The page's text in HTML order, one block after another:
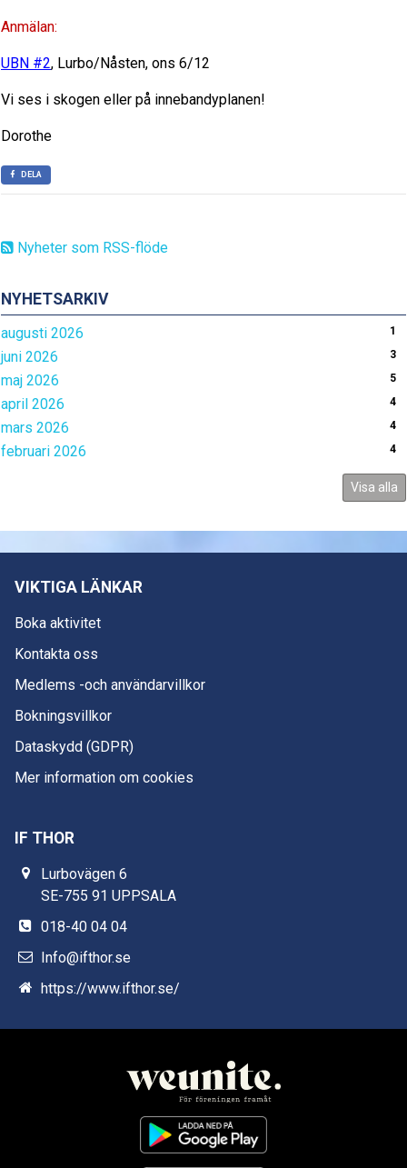
Nyheter som RSS-flöde
NYHETSARKIV
augusti 2026 1
juni 2026 3
maj 2026 5
april 2026 4
mars 2026 4
februari 2026 4
Visa alla
Anmälan:
UBN #2, Lurbo/Nåsten, ons 6/12
Vi ses i skogen eller på innebandyplanen!
Dorothe
DELA
VIKTIGA LÄNKAR
Boka aktivitet
Kontakta oss
Medlems -och användarvillkor
Bokningsvillkor
Dataskydd (GDPR)
Mer information om cookies
IF THOR
Lurbovägen 6
SE-755 91 UPPSALA
018-40 04 04
Info@ifthor.se
https://www.ifthor.se/